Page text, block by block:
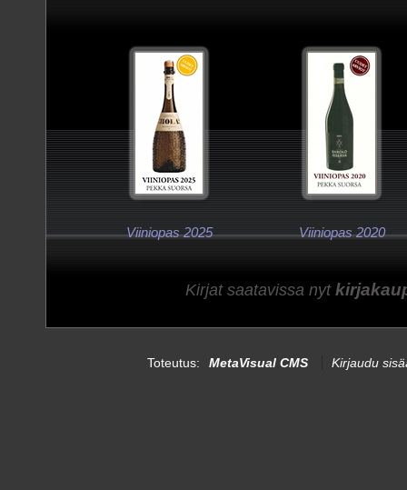
Viiniopas 2025 Viiniopas 2020
Kirjat saatavissa nyt
Toteutus: MetaVisual CMS Kirjaudu